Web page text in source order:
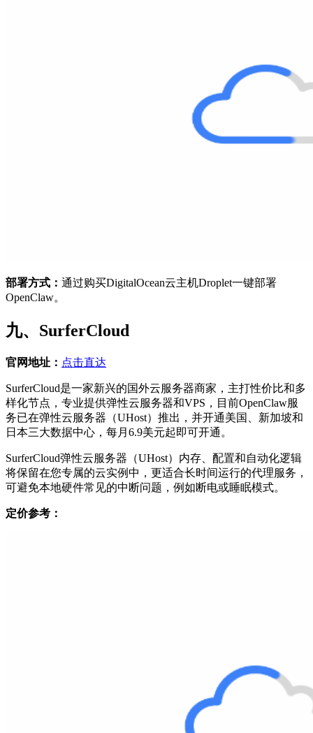
部署方式： 通过购买DigitalOcean云主机Droplet一键部署
OpenClaw。
九、SurferCloud
官网地址： 点击直达
SurferCloud是一家新兴的国外云服务器商家，主打性价比和多
样化节点，专业提供弹性云服务器和VPS，目前OpenClaw服
务已在弹性云服务器（UHost）推出，并开通美国、新加坡和
日本三大数据中心，每月6.9美元起即可开通。
SurferCloud弹性云服务器（UHost）内存、配置和自动化逻辑
将保留在您专属的云实例中，更适合长时间运行的代理服务，
可避免本地硬件常见的中断问题，例如断电或睡眠模式。
定价参考：